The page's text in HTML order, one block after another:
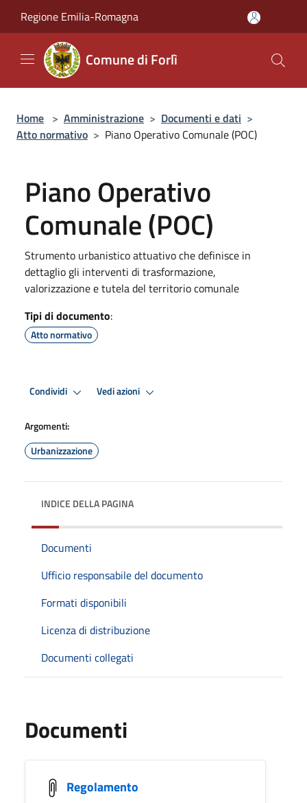
Regione Emilia-Romagna
Comune di Forlì
Home > Amministrazione > Documenti e dati >
Atto normativo > Piano Operativo Comunale (POC)
Piano Operativo
Comunale (POC)
Strumento urbanistico attuativo che definisce in
dettaglio gli interventi di trasformazione,
valorizzazione e tutela del territorio comunale
Tipi di documento:
Atto normativo
Condividi Vedi azioni
Argomenti:
Urbanizzazione
INDICE DELLA PAGINA
Documenti
Ufficio responsabile del documento
Formati disponibili
Licenza di distribuzione
Documenti collegati
Documenti
Regolamento